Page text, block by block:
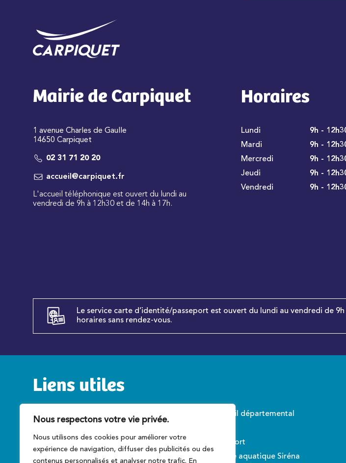
Nous respectons votre vie privée.
Nous utilisons des cookies pour améliorer votre
expérience de navigation, diffuser des publicités ou des
contenus personnalisés et analyser notre trafic. En
Mairie de Carpiquet
1 avenue Charles de Gaulle
14650 Carpiquet
02 31 71 20 20
accueil@carpiquet.fr
L'accueil téléphonique est ouvert du lundi au
vendredi de 9h à 12h30 et de 14h à 17h.
Horaires
Lundi
9h -
Mardi
9h -
Mercredi
9h -
Jeudi
9h -
Vendredi
9h -
Le service carte d’identité/passeport est ouvert du lundi au vendredi de
horaires sans rendez-vous.
Liens utiles
Service public
Conseil départemental
Aéroport
Centre aquatique Siréna